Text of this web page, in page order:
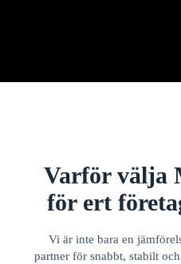
Varför välja
för ert
Vi är inte bara en
partner för snabbt, stabilt